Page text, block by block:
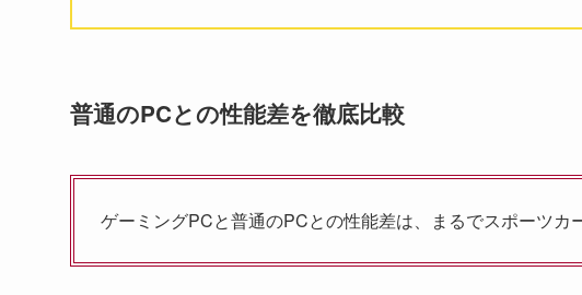
普通のPCとの性能差を徹底比較
ゲーミングPCと普通のPCとの性能差は、まるでスポーツカ